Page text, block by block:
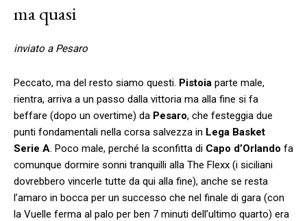
ma quasi
inviato a Pesaro
Peccato, ma del resto siamo questi. Pistoia parte male,
rientra, arriva a un passo dalla vittoria ma alla fine si fa
beffare (dopo un overtime) da Pesaro, che festeggia due
punti fondamentali nella corsa salvezza in Lega Basket
Serie A. Poco male, perché la sconfitta di Capo d’Orlando fa
comunque dormire sonni tranquilli alla The Flexx (i siciliani
dovrebbero vincerle tutte da qui alla fine), anche se resta
l’amaro in bocca per un successo che nel finale di gara (con
la Vuelle ferma al palo per ben 7 minuti dell’ultimo quarto) era